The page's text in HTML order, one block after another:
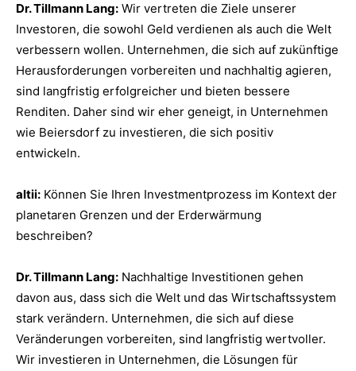
Dr. Tillmann Lang: Wir vertreten die Ziele unserer
Investoren, die sowohl Geld verdienen als auch die Welt
verbessern wollen. Unternehmen, die sich auf zukünftige
Herausforderungen vorbereiten und nachhaltig agieren,
sind langfristig erfolgreicher und bieten bessere
Renditen. Daher sind wir eher geneigt, in Unternehmen
wie Beiersdorf zu investieren, die sich positiv
entwickeln.
altii: Können Sie Ihren Investmentprozess im Kontext der
planetaren Grenzen und der Erderwärmung
beschreiben?
Dr. Tillmann Lang: Nachhaltige Investitionen gehen
davon aus, dass sich die Welt und das Wirtschaftssystem
stark verändern. Unternehmen, die sich auf diese
Veränderungen vorbereiten, sind langfristig wertvoller.
Wir investieren in Unternehmen, die Lösungen für